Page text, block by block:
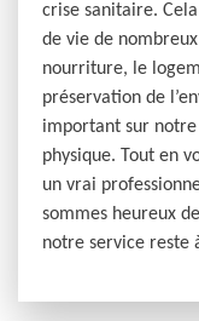
crise sanitaire.
de vie de
nourriture, le
préservation de
important sur notre
physique. Tout en
un vrai
sommes heureux
notre service reste